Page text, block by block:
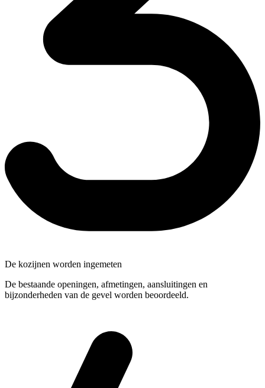
De kozijnen worden ingemeten
De bestaande openingen, afmetingen, aansluitingen en
bijzonderheden van de gevel worden beoordeeld.